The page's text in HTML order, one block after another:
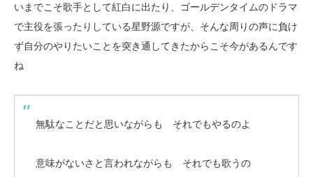
いまでこそ歌手として紅白に出たり、ゴールデンタイムのドラマ
で主役を張ったりしている星野源ですが、そんな周りの声に負け
ず自分のやりたいことを突き通してきたからこそ今があるんです
ね
無駄なことだと思いながらも それでもやるのよ
意味がないさと言われながらも それでも歌うの